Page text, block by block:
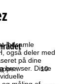
indsamle
også deler med
på dine
browser. Disse
10